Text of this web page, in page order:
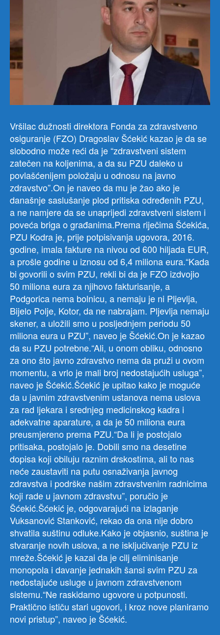
Vršilac dužnosti direktora Fonda za zdravstveno
osiguranje (FZO) Dragoslav Šćekić kazao je da se
slobodno može reći da je “zdravstveni sistem
zatečen na koljenima, a da su PZU daleko u
povlašćenijem položaju u odnosu na javno
zdravstvo”.On je naveo da mu je žao ako je
današnje saslušanje plod pritiska određenih PZU,
a ne namjere da se unaprijedi zdravstveni sistem i
poveća briga o građanima.Prema riječima Šćekića,
PZU Kodra je, prije potpisivanja ugovora, 2016.
godine, imala fakture na nivou od 600 hiljada EUR,
a prošle godine u iznosu od 6,4 miliona eura.“Kada
bi govorili o svim PZU, rekli bi da je FZO izdvojio
50 miliona eura za njihovo fakturisanje, a
Podgorica nema bolnicu, a nemaju je ni Pljevlja,
Bijelo Polje, Kotor, da ne nabrajam. Pljevlja nemaju
skener, a uložili smo u posljednjem periodu 50
miliona eura u PZU”, naveo je Šćekić.On je kazao
da su PZU potrebne.“Ali, u onom obliku, odnosno
za ono što javno zdravstvo nema da pruži u ovom
momentu, a vrlo je mali broj nedostajućih usluga”,
naveo je Šćekić.Šćekić je upitao kako je moguće
da u javnim zdravstvenim ustanova nema uslova
za rad ljekara i srednjeg medicinskog kadra i
adekvatne aparature, a da je 50 miliona eura
preusmjereno prema PZU.“Da li je postojalo
pritisaka, postojalo je. Dobili smo na desetine
dopisa koji obiluju raznim drskostima, ali to nas
neće zaustaviti na putu osnaživanja javnog
zdravstva i podrške našim zdravstvenim radnicima
koji rade u javnom zdravstvu”, poručio je
Šćekić.Šćekić je, odgovarajući na izlaganje
Vuksanović Stanković, rekao da ona nije dobro
shvatila suštinu odluke.Kako je objasnio, suština je
stvaranje novih uslova, a ne isključivanje PZU iz
mreže.Šćekić je kazai da je cilj eliminisanje
monopola i davanje jednakih šansi svim PZU za
nedostajuće usluge u javnom zdravstvenom
sistemu.“Ne raskidamo ugovore u potpunosti.
Praktično ističu stari ugovori, i kroz nove planiramo
novi pristup”, naveo je Šćekić.